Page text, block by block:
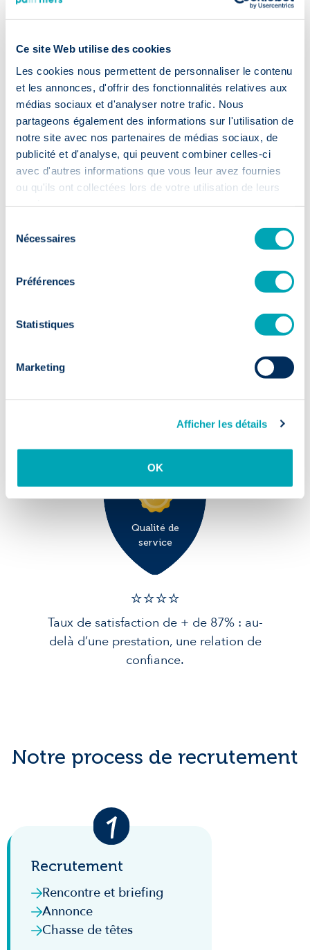
Ce site Web utilise des cookies
Les cookies nous permettent de personnaliser le contenu
et les annonces, d'offrir des fonctionnalités relatives aux
médias sociaux et d'analyser notre trafic. Nous
partageons également des informations sur l'utilisation de
notre site avec nos partenaires de médias sociaux, de
publicité et d'analyse, qui peuvent combiner celles-ci
avec d'autres informations que vous leur avez fournies
ou qu'ils ont collectées lors de votre utilisation de leurs
Nécessaires
Préférences
Statistiques
Marketing
Afficher les détails
OK
accéléré
⏱️ 2 semaines
Premiers CVs sous 14 jours: votre
recrutement passe à la vitesse
supérieure.
Qualité de
service
⭐️⭐️⭐️️⭐️️
Taux de satisfaction de + de 87% : au-
delà d’une prestation, une relation de
confiance.
Notre process de recrutement
Recrutement
Rencontre et briefing
Annonce
Chasse de têtes